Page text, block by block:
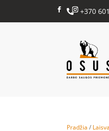
 +370
Pradžia /